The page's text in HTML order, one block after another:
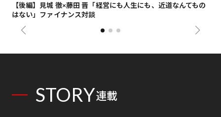
【後編】見城 徹×藤田 晋「経営にも人生にも、近道なんてもの
はない」ファイナンス対談
STORY連載